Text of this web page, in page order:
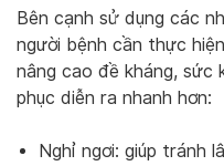
Bên cạnh sử dụng các
người bệnh cần thực
nâng cao đề kháng, sức
phục diễn ra nhanh hơn:
Nghỉ ngơi: giúp tránh